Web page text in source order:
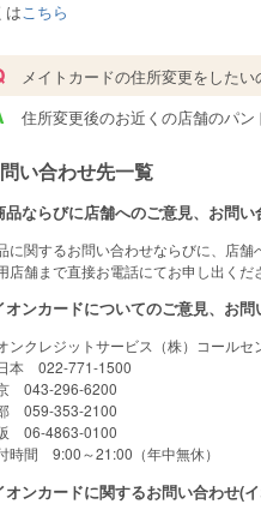
はこちら
メイトカードの住所変更をしたい
住所変更後のお近くの店舗のパン
い合わせ先一覧
品ならびに店舗へのご意見、お問い
に関するお問い合わせならびに、店
店舗まで直接お電話にてお申し出くだ
オンカードについてのご意見、お問
ンクレジットサービス（株）コールセ
本 022-771-1500
043-296-6200
059-353-2100
06-4863-0100
時間 9:00～21:00（年中無休）
オンカードに関するお問い合わせ(